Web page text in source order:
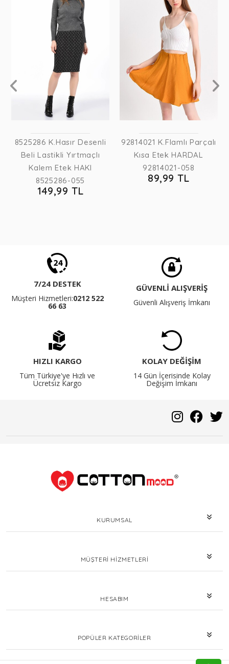
8525286 K.Hasır Desenli
Beli Lastikli Yırtmaçlı
Kalem Etek HAKI
8525286-055
149,99 TL
92814021 K.Flamlı Parçalı
Kısa Etek HARDAL
92814021-058
89,99 TL
7/24 DESTEK
Müşteri Hizmetleri:0212 522
66 63
GÜVENLİ ALIŞVERİŞ
Güvenli Alışveriş İmkanı
HIZLI KARGO
Tüm Türkiye'ye Hızlı ve
Ücretsiz Kargo
KOLAY DEĞİŞİM
14 Gün İçerisinde Kolay
Değişim İmkanı
KURUMSAL
MÜŞTERI HIZMETLERI
HESABIM
POPÜLER KATEGORILER